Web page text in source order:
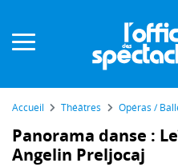
Accueil Théâtres Opéras /
Panorama danse :
Angelin Preljocaj